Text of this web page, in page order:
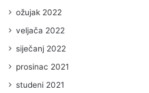
ožujak 2022
veljača 2022
siječanj 2022
prosinac 2021
studeni 2021